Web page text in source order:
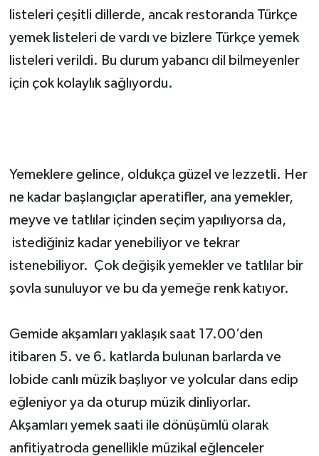
listeleri çeşitli dillerde, ancak restoranda Türkçe
yemek listeleri de vardı ve bizlere Türkçe yemek
listeleri verildi. Bu durum yabancı dil bilmeyenler
için çok kolaylık sağlıyordu.
Yemeklere gelince, oldukça güzel ve lezzetli. Her
ne kadar başlangıçlar aperatifler, ana yemekler,
meyve ve tatlılar içinden seçim yapılıyorsa da,
istediğiniz kadar yenebiliyor ve tekrar
istenebiliyor. Çok değişik yemekler ve tatlılar bir
şovla sunuluyor ve bu da yemeğe renk katıyor.
Gemide akşamları yaklaşık saat 17.00’den
itibaren 5. ve 6. katlarda bulunan barlarda ve
lobide canlı müzik başlıyor ve yolcular dans edip
eğleniyor ya da oturup müzik dinliyorlar.
Akşamları yemek saati ile dönüşümlü olarak
anfitiyatroda genellikle müzikal eğlenceler